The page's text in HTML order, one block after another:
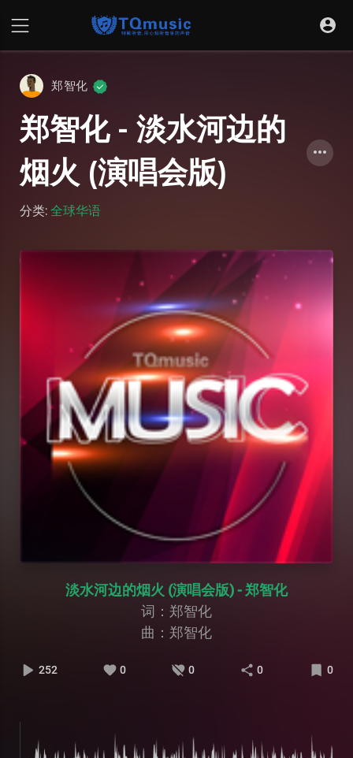
郑智化
郑智化 - 淡水河边的
烟火 (演唱会版)
分类: 全球华语
淡水河边的烟火 (演唱会版) - 郑智化
词：郑智化
曲：郑智化
252 0 0 0 0